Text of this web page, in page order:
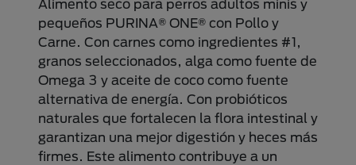
Alimento seco para perros adultos minis y
pequeños PURINA® ONE® con Pollo y
Carne. Con carnes como ingredientes #1,
granos seleccionados, alga como fuente de
Omega 3 y aceite de coco como fuente
alternativa de energía. Con probióticos
naturales que fortalecen la flora intestinal y
garantizan una mejor digestión y heces más
firmes. Este alimento contribuye a un